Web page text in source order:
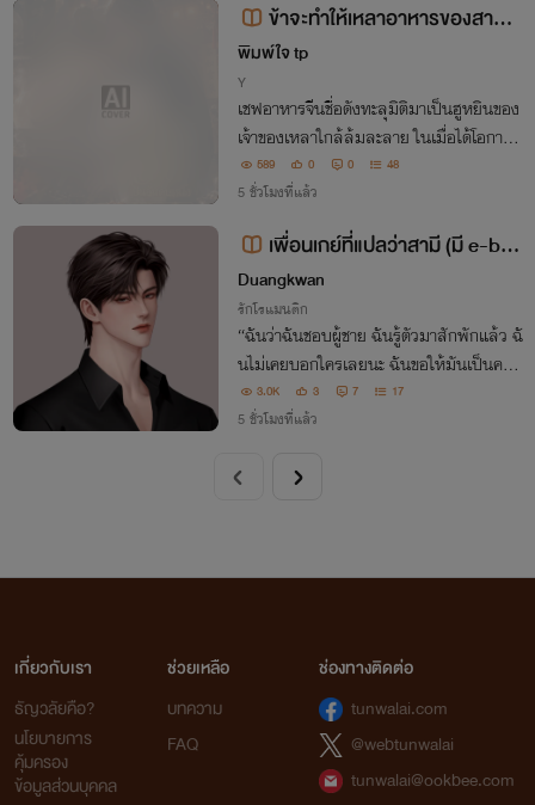
ข้าจะทำให้เหลาอาหารของสามีเป็
นอันดับหนึ่ง
พิมพ์ใจ tp
Y
เชฟอาหารจีนชื่อดังทะลุมิติมาเป็นฮูหยินของ
เจ้าของเหลาใกล้ล้มละลาย ในเมื่อได้โอกาสเ
ริ่มต้นใหม่ เช่นนั้น…ข้าจะทำให้เหลาอาหารข
องสามีเป็นอันดับหนึ่งของใต้หล้า!
589 0 0 48
5 ชั่วโมงที่แล้ว
เพื่อนเกย์ที่แปลว่าสามี (มี e-bo
ok)
Duangkwan
รักโรแมนติก
“ฉันว่าฉันชอบผู้ชาย ฉันรู้ตัวมาสักพักแล้ว ฉั
นไม่เคยบอกใครเลยนะ ฉันขอให้มันเป็นควา
มลับแค่ระหว่างเราได้ไหม”
3.0K 3 7 17
5 ชั่วโมงที่แล้ว
เกี่ยวกับเรา
ธัญวลัยคือ?
นโยบายการ
คุ้มครอง
ข้อมูลส่วนบุคคล
ช่วยเหลือ
บทความ
FAQ
ช่องทางติดต่อ
tunwalai.com
@webtunwalai
tunwalai@ookbee.com